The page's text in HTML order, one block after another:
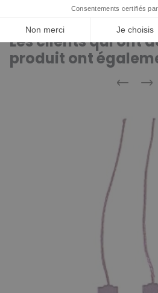
Les clients qui ont
produit ont